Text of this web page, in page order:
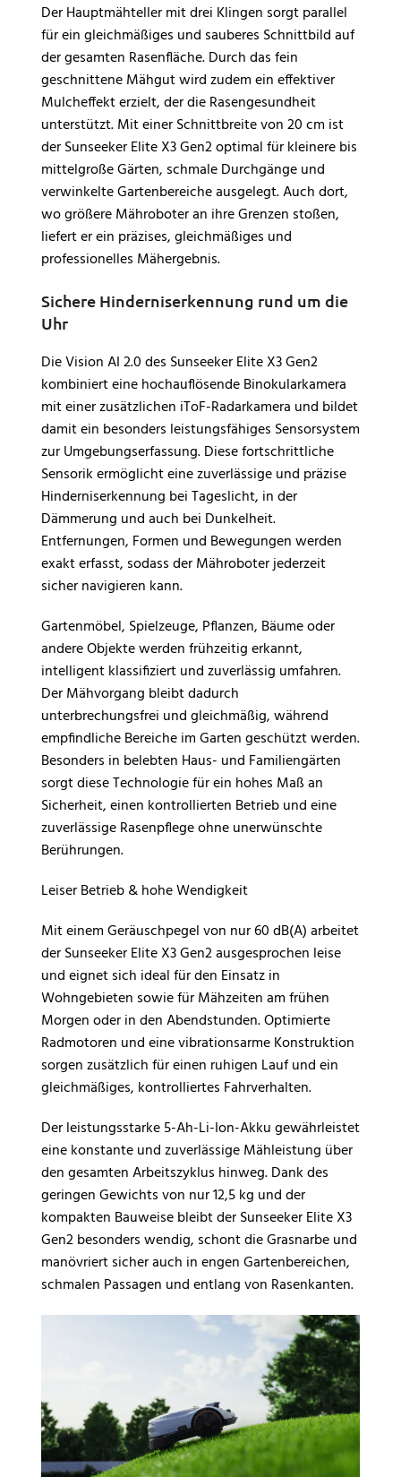
Der Hauptmähteller mit drei Klingen sorgt parallel
für ein gleichmäßiges und sauberes Schnittbild auf
der gesamten Rasenfläche. Durch das fein
geschnittene Mähgut wird zudem ein effektiver
Mulcheffekt erzielt, der die Rasengesundheit
unterstützt. Mit einer Schnittbreite von 20 cm ist
der Sunseeker Elite X3 Gen2 optimal für kleinere bis
mittelgroße Gärten, schmale Durchgänge und
verwinkelte Gartenbereiche ausgelegt. Auch dort,
wo größere Mähroboter an ihre Grenzen stoßen,
liefert er ein präzises, gleichmäßiges und
professionelles Mähergebnis.
Sichere Hinderniserkennung rund um die
Uhr
Die Vision AI 2.0 des Sunseeker Elite X3 Gen2
kombiniert eine hochauflösende Binokularkamera
mit einer zusätzlichen iToF-Radarkamera und bildet
damit ein besonders leistungsfähiges Sensorsystem
zur Umgebungserfassung. Diese fortschrittliche
Sensorik ermöglicht eine zuverlässige und präzise
Hinderniserkennung bei Tageslicht, in der
Dämmerung und auch bei Dunkelheit.
Entfernungen, Formen und Bewegungen werden
exakt erfasst, sodass der Mähroboter jederzeit
sicher navigieren kann.
Gartenmöbel, Spielzeuge, Pflanzen, Bäume oder
andere Objekte werden frühzeitig erkannt,
intelligent klassifiziert und zuverlässig umfahren.
Der Mähvorgang bleibt dadurch
unterbrechungsfrei und gleichmäßig, während
empfindliche Bereiche im Garten geschützt werden.
Besonders in belebten Haus- und Familiengärten
sorgt diese Technologie für ein hohes Maß an
Sicherheit, einen kontrollierten Betrieb und eine
zuverlässige Rasenpflege ohne unerwünschte
Berührungen.
Leiser Betrieb & hohe Wendigkeit
Mit einem Geräuschpegel von nur 60 dB(A) arbeitet
der Sunseeker Elite X3 Gen2 ausgesprochen leise
und eignet sich ideal für den Einsatz in
Wohngebieten sowie für Mähzeiten am frühen
Morgen oder in den Abendstunden. Optimierte
Radmotoren und eine vibrationsarme Konstruktion
sorgen zusätzlich für einen ruhigen Lauf und ein
gleichmäßiges, kontrolliertes Fahrverhalten.
Der leistungsstarke 5-Ah-Li-Ion-Akku gewährleistet
eine konstante und zuverlässige Mähleistung über
den gesamten Arbeitszyklus hinweg. Dank des
geringen Gewichts von nur 12,5 kg und der
kompakten Bauweise bleibt der Sunseeker Elite X3
Gen2 besonders wendig, schont die Grasnarbe und
manövriert sicher auch in engen Gartenbereichen,
schmalen Passagen und entlang von Rasenkanten.